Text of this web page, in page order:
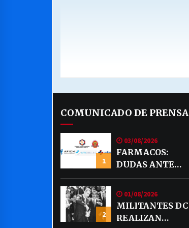
COMUNICADO DE PRENSA
1
03/08/2026
FARMACOS:
DUDAS ANTE
EVENTUAL
VENTA DE
MEDICAMENTOS
POR MERCADO
2
01/08/2026
MILITANTES DC
REALIZAN